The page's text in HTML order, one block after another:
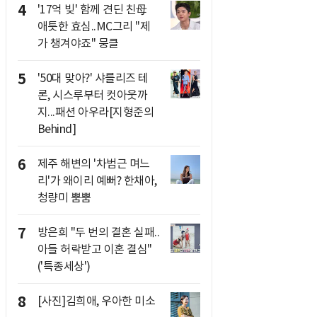
4
'17억 빚' 함께 견딘 친母
애틋한 효심..MC그리 "제
가 챙겨야죠" 뭉클
5
'50대 맞아?' 샤를리즈 테
론, 시스루부터 컷아웃까
지...패션 아우라[지형준의
Behind]
6
제주 해변의 '차범근 며느
리'가 왜이리 예뻐? 한채아,
청량미 뿜뿜
7
방은희 "두 번의 결혼 실패..
아들 허락받고 이혼 결심"
('특종세상')
8 [사진]김희애, 우아한 미소